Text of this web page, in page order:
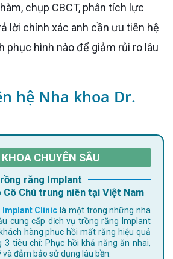
chụp CBCT, phân tích lực
lời chính xác anh cần ưu tiên hệ
phục hình nào để giảm rủi ro lâu
hệ Nha khoa Dr.
CHUYÊN SÂU
Trồng răng Implant
Cô Chú trung niên tại Việt Nam
Implant Clinic là một trong những nha
cung cấp dịch vụ trồng răng Implant
hàng phục hồi mất răng hiệu quả
tiêu chí: Phục hồi khả năng ăn nhai,
đảm bảo sử dụng lâu bền.